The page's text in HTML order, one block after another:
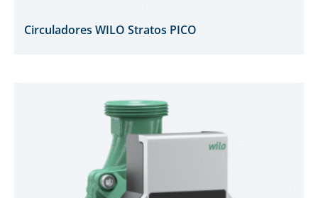
Circuladores WILO Stratos PICO